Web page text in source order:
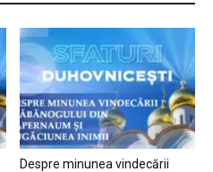
Despre minunea vindecării